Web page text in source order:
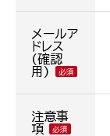
メールア
ドレス
(確認
用)
注意事
項